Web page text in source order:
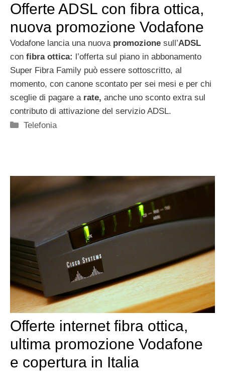
Offerte ADSL con fibra ottica,
nuova promozione Vodafone
Vodafone lancia una nuova promozione sull’ADSL
con fibra ottica:
l’offerta sul piano in abbonamento
Super Fibra Family può essere sottoscritto, al
momento, con canone scontato per sei mesi e per chi
sceglie di pagare a rate, anche uno sconto extra sul
contributo di attivazione del servizio ADSL.
Categorie
Telefonia
Offerte internet fibra ottica,
ultima promozione Vodafone
e copertura in Italia